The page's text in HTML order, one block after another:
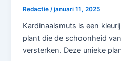
Redactie/januari 11, 2025
Kardinaalsmuts is een
plant die de schoonheid
versterken. Deze unieke